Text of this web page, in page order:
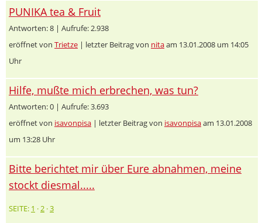
PUNIKA tea & Fruit
Antworten: 8 | Aufrufe: 2.938
eröffnet von Trietze | letzter Beitrag von nitaam 13.01.2008 um 14:05
Uhr
Hilfe, mußte mich erbrechen, was tun?
Antworten: 0 | Aufrufe: 3.693
eröffnet von isavonpisa | letzter Beitrag von isavonpisaam 13.01.2008
um 13:28 Uhr
Bitte berichtet mir über Eure abnahmen, meine
stockt diesmal.....
SEITE: 1 ·2 ·3